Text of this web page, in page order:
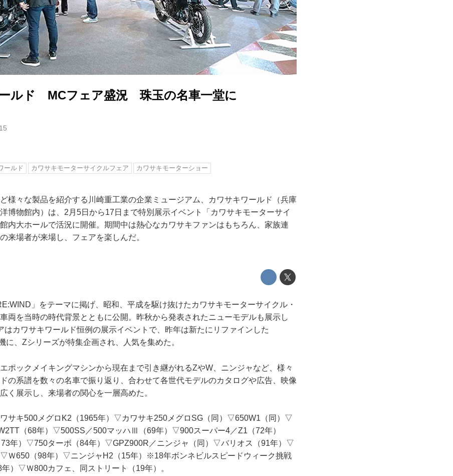
ルド MCフェア盛況 珠玉の名車一堂に
ールド カワサキモーターサイクルフェア カワサキモーターショー
様々な製品を紹介する川崎重工業の企業ミュージアム、カワサキワールド（兵庫
博物館内）は、2月5日から17日まで特別展示イベント「カワサキモーターサイ
内大ホールで活況に開催。期間中は熱心なカワサキファンはもちろん、家族連
来場者が来場し、フェアを楽しんだ。
」をテーマに掲げ、昭和、平成を駆け抜けたカワサキモーターサイクル・
両を当時の時代背景とともに公開。昨秋から発表されたニューモデルも展示し
はカワサキワールド恒例の展示イベントで、昨年は新たにリファインした
に、Zシリーズが特集企画され、人気を集めた。
ポックメイキングマシンから現在まで引き継がれるZやW、ニンジャなど、様々
の系譜を数々の名車で振り返り、合わせて各世代モデルのカタログや広告、映像
く展示し、来場者の関心を一層高めた。
サキ500メグロK2（1965年）▽カワサキ250メグロSG（同）▽650W1（同）▽
（68年）▽500SS／500マッハⅢ（69年）▽900スーパー4／Z1（72年）
年）▽750ターボ（84年）▽GPZ900R／ニンジャ（同）▽バリオス（91年）▽
Ｗ650（98年）▽ニンジャH2（15年）※18年ボンネビルスピードウィーク挑戦
）▽Ｗ800カフェ、同ストリート（19年）。